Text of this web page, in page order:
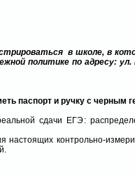
в школе, в
политике по адресу: ул.
паспорт и ручку с черным
сдачи ЕГЭ:
настоящих контрольно-